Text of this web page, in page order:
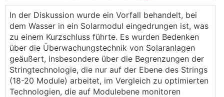
kümmern wollen.
Die Vorgeschichte:
Am 31.Mai gab's einen Hagel Sturm bei uns, nicht
ungewöhnlich. Habe nachher eine Sichtkontrolle der
PV gemacht (vom Boden aus, da mit Leiter nicht
wirklich erreichbar). Alles okay.
In der Diskussion wurde ein Vorfall behandelt, bei
dem Wasser in ein Solarmodul eingedrungen ist, was
zu einem Kurzschluss führte. Es wurden Bedenken
über die Überwachungstechnik von Solaranlagen
geäußert, insbesondere über die Begrenzungen der
Stringtechnologie, die nur auf der Ebene des Strings
(18-20 Module) arbeitet, im Vergleich zu optimierten
Technologien, die auf Modulebene monitoren